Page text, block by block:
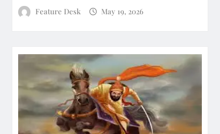
Feature Desk
May 19, 2026